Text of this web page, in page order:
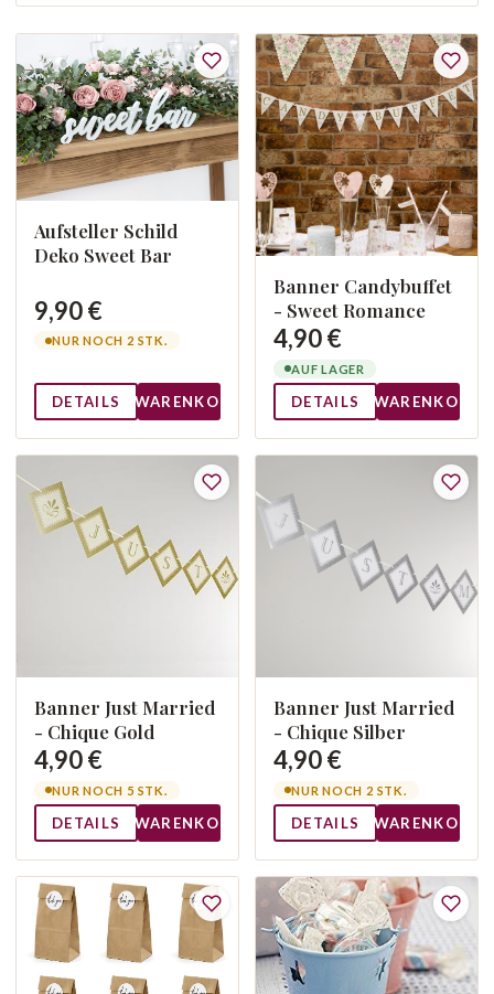
Aufsteller Schild
Deko Sweet Bar
9,90 €
NUR NOCH 2 STK.
DETAILS WARENKORB
Banner Candybuffet
- Sweet Romance
4,90 €
AUF LAGER
DETAILS WARENKORB
Banner Just Married
- Chique Gold
4,90 €
NUR NOCH 5 STK.
DETAILS WARENKORB
Banner Just Married
- Chique Silber
4,90 €
NUR NOCH 2 STK.
DETAILS WARENKORB